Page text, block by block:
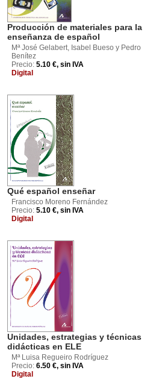
Producción de materiales para la
enseñanza de español
Mª José Gelabert, Isabel Bueso y Pedro
Benítez
Precio: 5.10 €, sin IVA
Digital
Qué español enseñar
Francisco Moreno Fernández
Precio: 5.10 €, sin IVA
Digital
Unidades, estrategias y técnicas
didácticas en ELE
Mª Luisa Regueiro Rodríguez
Precio: 6.50 €, sin IVA
Digital